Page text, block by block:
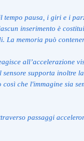
tempo pausa, i giri e i
inserimento è
La memoria può
all’accelerazione
sensore supporta inoltre
che l'immagine sia
passaggi